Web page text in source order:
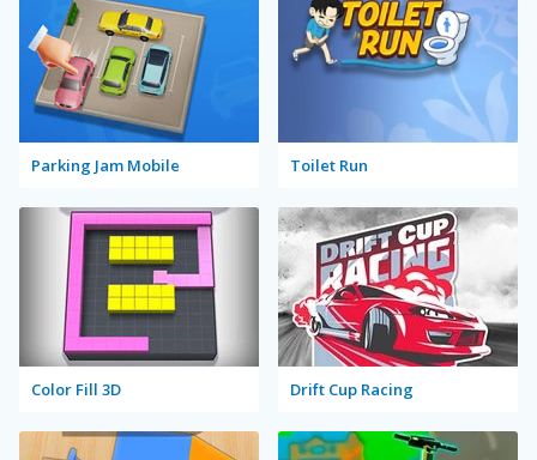
Parking Jam Mobile Toilet Run
Color Fill 3D Drift Cup Racing